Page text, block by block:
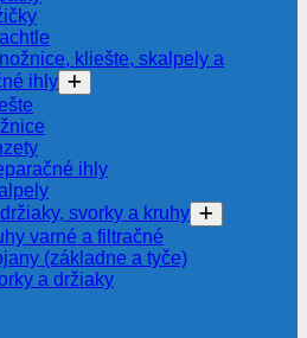
kliešte, skalpely a
ihly
ihly
svorky a kruhy
varné a filtračné
(základne a tyče)
a držiaky